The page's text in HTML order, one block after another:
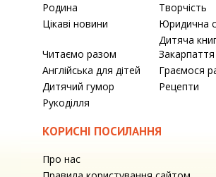
Родина
Творчість
Цікаві новини
Юридична
Читаємо разом
Дитяча
Закарпаття
Англійська для дітей
Граємося
Дитячий гумор
Рецепти
Рукоділля
КОРИСНІ ПОСИЛАННЯ
Про нас